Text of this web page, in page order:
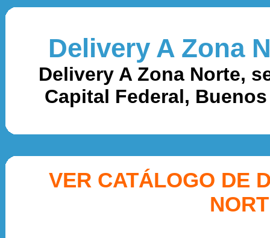
Delivery A Zona
Delivery A Zona Norte,
Capital Federal,
VER CATÁLOGO DE